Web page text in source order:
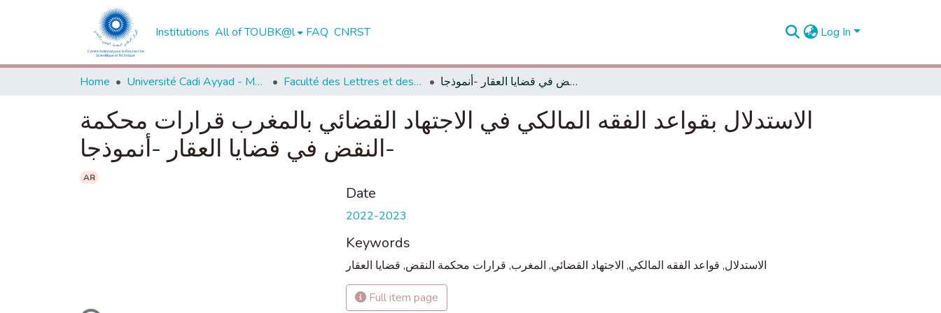
Institutions All of TOUBK@l FAQ CNRST Log In
Home Université Cadi Ayyad - Marrakech Faculté des Lettres et des Sciences Humaines - Marrakech الاستدلال بقواعد الفقه المالكي في الاجتهاد القضائي بالمغرب قرارات محكمة النقض في قضايا العقار -أنموذجا-
الاستدلال بقواعد الفقه المالكي في الاجتهاد القضائي بالمغرب قرارات محكمة
النقض في قضايا العقار -أنموذجا-
AR
Date
2022-2023
Keywords
الاستدلال, قواعد الفقه المالكي, الاجتهاد القضائي, المغرب, قرارات محكمة النقض, قضايا العقار
Full item page